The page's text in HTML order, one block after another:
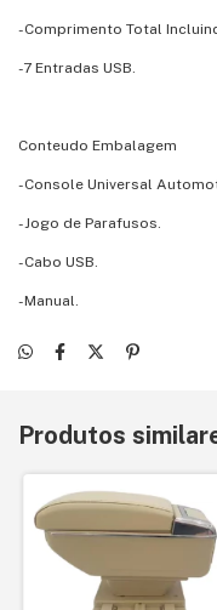
-Comprimento Total
-7 Entradas USB.
Conteudo Embalagem
-Console Universal
-Jogo de Parafusos.
-Cabo USB.
-Manual.
Produtos